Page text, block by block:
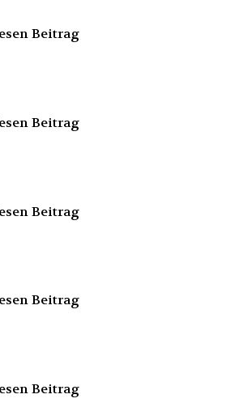
Beitrag
Beitrag
Beitrag
Beitrag
Beitrag